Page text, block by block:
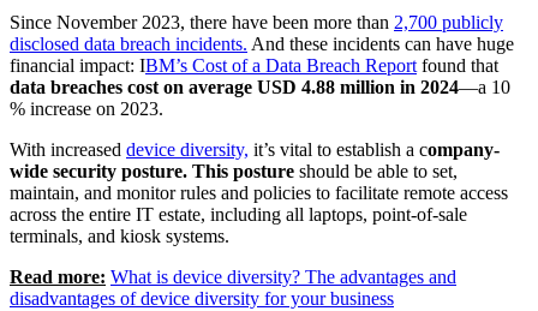
Since November 2023, there have been more than 2,700 publicly
disclosed data breach incidents. And these incidents can have huge
financial impact: IBM’s Cost of a Data Breach Reportfound that
data breaches cost on average USD 4.88 million in 2024—a 10
% increase on 2023.
With increased device diversity, it’s vital to establish a company-
wide security posture. This posture should be able to set,
maintain, and monitor rules and policies to facilitate remote access
across the entire IT estate, including all laptops, point-of-sale
terminals, and kiosk systems.
Read more: What is device diversity? The advantages and
disadvantages of device diversity for your business